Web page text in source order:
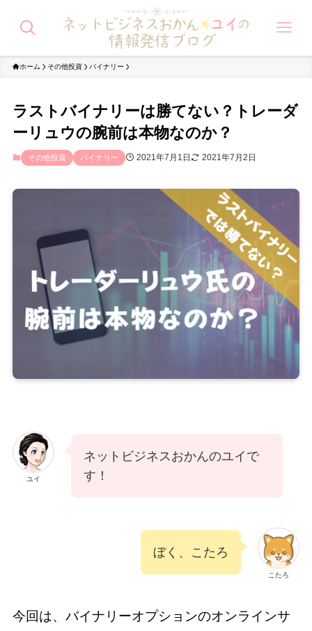
ホーム その他投資 バイナリー
ラストバイナリーは勝てない？トレーダ
ーリュウの腕前は本物なのか？
その他投資 バイナリー 2021年7月1日 2021年7月2日
ユイ
ネットビジネスおかんのユイで
す！
こたろ
ぼく、こたろ
今回は、バイナリーオプションのオンラインサ